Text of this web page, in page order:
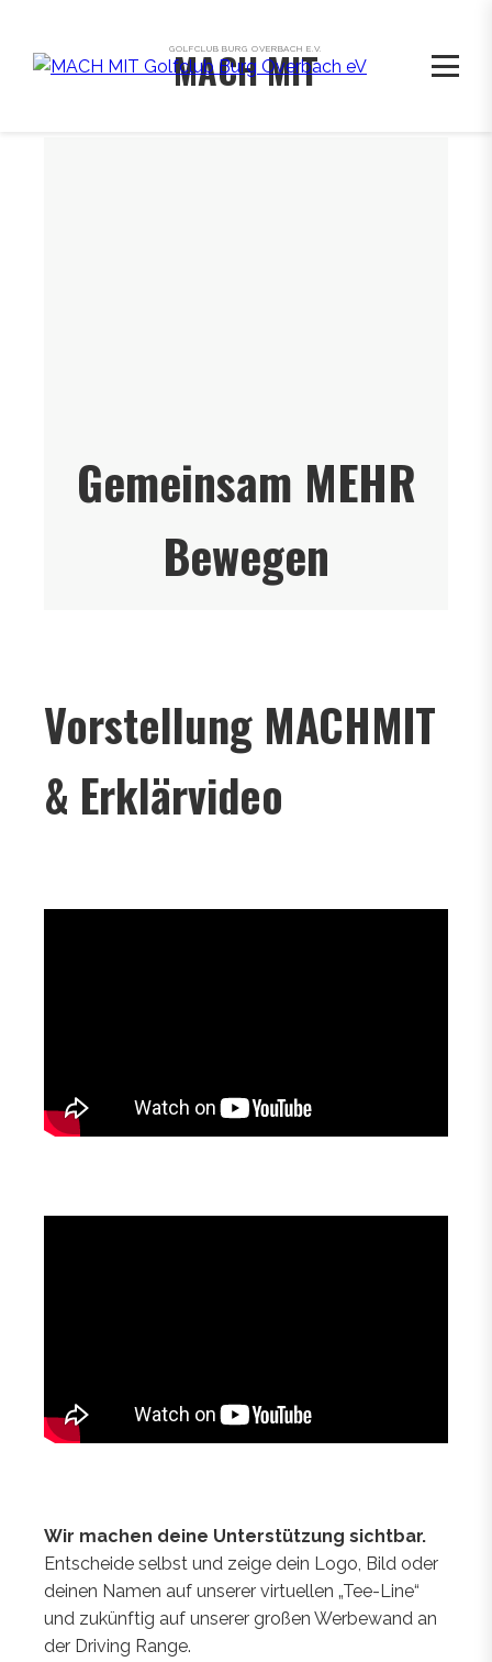
GOLFCLUB BURG OVERBACH E.V.
MACH MIT
Gemeinsam MEHR
Bewegen
Vorstellung MACHMIT
& Erklärvideo
Wir machen deine Unterstützung sichtbar.
Entscheide selbst und zeige dein Logo, Bild oder
deinen Namen auf unserer virtuellen „Tee-Line“
und zukünftig auf unserer großen Werbewand an
der Driving Range.